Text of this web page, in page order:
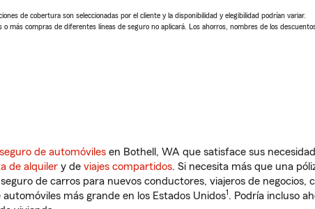
de cobertura son seleccionadas por el cliente y la disponibilidad y elegibilidad podrían variar.
más compras de diferentes líneas de seguro no aplicará. Los ahorros, nombres de los
de automóviles en Bothell, WA que satisface sus
de alquiler y de viajes compartidos. Si necesita más que una
de carros para nuevos conductores, viajeros de negocios,
más grande en los Estados Unidos1. Podría incluso